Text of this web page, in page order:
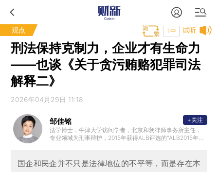
观点 试听
T中
刑法保持克制力，企业才有生命力
——也谈《关于贪污贿赂犯罪司法
解释二》
2026年04月29日 11:18
邹佳铭
法学博士，牛津大学访问学者，北京和昶律师事务所主任，
专业领域为刑事辩护，2015年获得ALB评选的"ALB2015年最
+关注
国企和民企并不只是法律地位的不平等，而是存在本